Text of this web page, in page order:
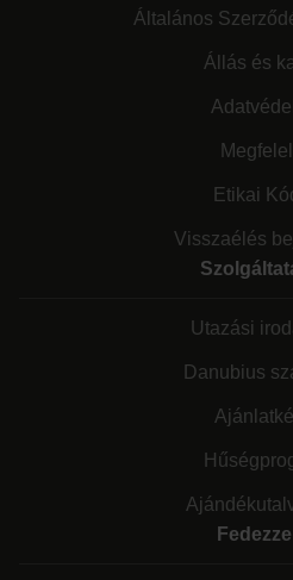
Általános
Állás és
Etikai
Visszaélés
Utazási
Danubius
Fedezze